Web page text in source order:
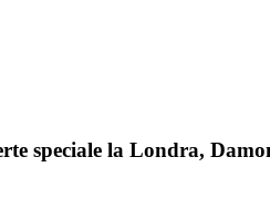
speciale la Londra,